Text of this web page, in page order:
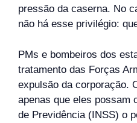
pressão da caserna. No
não há esse privilégio:
PMs e bombeiros dos
tratamento das Forças
expulsão da corporação.
apenas que eles possam
de Previdência (INSS) o